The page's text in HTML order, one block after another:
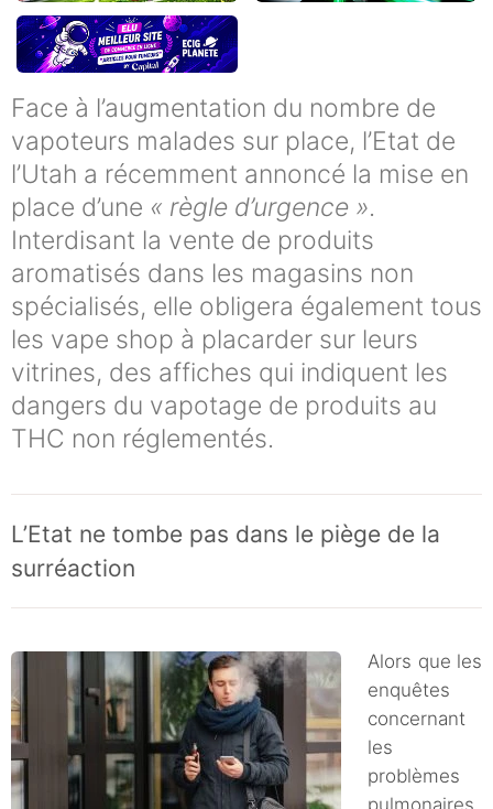
Face à l’augmentation du nombre de
vapoteurs malades sur place, l’Etat de
l’Utah a récemment annoncé la mise en
place d’une « règle d’urgence ».
Interdisant la vente de produits
aromatisés dans les magasins non
spécialisés, elle obligera également tous
les vape shop à placarder sur leurs
vitrines, des affiches qui indiquent les
dangers du vapotage de produits au
THC non réglementés.
L’Etat ne tombe pas dans le piège de la
surréaction
Alors que les
enquêtes
concernant
les
problèmes